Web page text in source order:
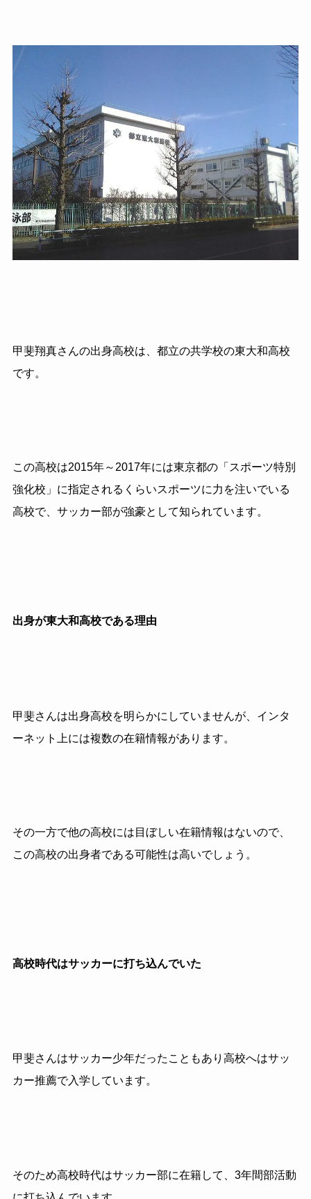
甲斐翔真さんの出身高校は、都立の共学校の東大和高校
です。
この高校は2015年～2017年には東京都の「スポーツ特別
強化校」に指定されるくらいスポーツに力を注いでいる
高校で、サッカー部が強豪として知られています。
出身が東大和高校である理由
甲斐さんは出身高校を明らかにしていませんが、インタ
ーネット上には複数の在籍情報があります。
その一方で他の高校には目ぼしい在籍情報はないので、
この高校の出身者である可能性は高いでしょう。
高校時代はサッカーに打ち込んでいた
甲斐さんはサッカー少年だったこともあり高校へはサッ
カー推薦で入学しています。
そのため高校時代はサッカー部に在籍して、3年間部活動